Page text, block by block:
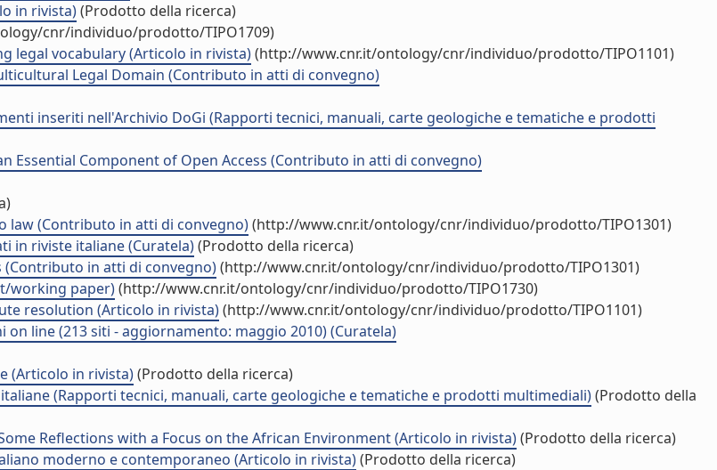
in rivista)(Prodotto della ricerca)
cnr/individuo/prodotto/TIPO1709)
legal vocabulary (Articolo in rivista)(http://www.cnr.it/ontology/cnr/individuo/prodotto/TIPO1101)
Legal Domain (Contributo in atti di convegno)
inseriti nell'Archivio DoGi (Rapporti tecnici, manuali, carte geologiche e tematiche e prodotti
Essential Component of Open Access (Contributo in atti di convegno)
law (Contributo in atti di convegno)(http://www.cnr.it/ontology/cnr/individuo/prodotto/TIPO1301)
in riviste italiane (Curatela)(Prodotto della ricerca)
(Contributo in atti di convegno)(http://www.cnr.it/ontology/cnr/individuo/prodotto/TIPO1301)
working paper)(http://www.cnr.it/ontology/cnr/individuo/prodotto/TIPO1730)
resolution (Articolo in rivista)(http://www.cnr.it/ontology/cnr/individuo/prodotto/TIPO1101)
line (213 siti - aggiornamento: maggio 2010) (Curatela)
(Articolo in rivista)(Prodotto della ricerca)
(Rapporti tecnici, manuali, carte geologiche e tematiche e prodotti multimediali)(Prodotto della
Reflections with a Focus on the African Environment (Articolo in rivista)(Prodotto della ricerca)
moderno e contemporaneo (Articolo in rivista)(Prodotto della ricerca)